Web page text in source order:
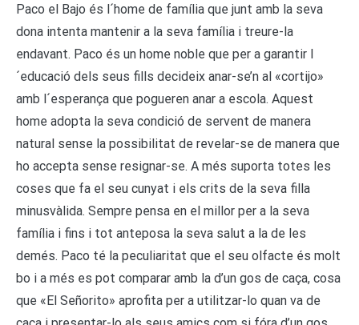
Paco el Bajo és l´home de família que junt amb la seva
dona intenta mantenir a la seva família i treure-la
endavant. Paco és un home noble que per a garantir l
´educació dels seus fills decideix anar-se’n al «cortijo»
amb l´esperança que pogueren anar a escola. Aquest
home adopta la seva condició de servent de manera
natural sense la possibilitat de revelar-se de manera que
ho accepta sense resignar-se. A més suporta totes les
coses que fa el seu cunyat i els crits de la seva filla
minusvàlida. Sempre pensa en el millor per a la seva
família i fins i tot anteposa la seva salut a la de les
demés. Paco té la peculiaritat que el seu olfacte és molt
bo i a més es pot comparar amb la d’un gos de caça, cosa
que «El Señorito» aprofita per a utilitzar-lo quan va de